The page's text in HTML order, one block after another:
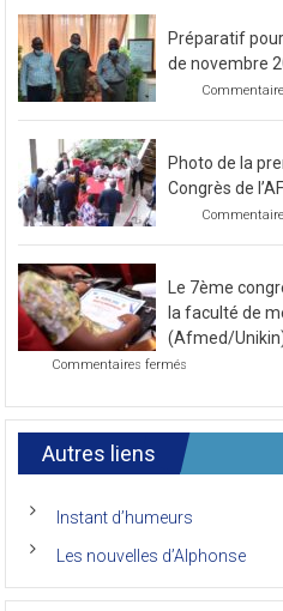
Préparatif
de novembre
Photo de la
Congrès de
Le 7ème
la faculté de
(Afmed/
Commentaires fermés
congrès
international
anciens
la
de
de
Autres liens
Instant d’humeurs
Les nouvelles d’Alphonse